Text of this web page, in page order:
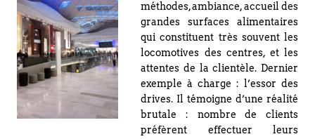
méthodes, ambiance, accueil des
grandes surfaces alimentaires
qui constituent très souvent les
locomotives des centres, et les
attentes de la clientèle. Dernier
exemple à charge : l’essor des
drives. Il témoigne d’une réalité
brutale : nombre de clients
préfèrent effectuer leurs